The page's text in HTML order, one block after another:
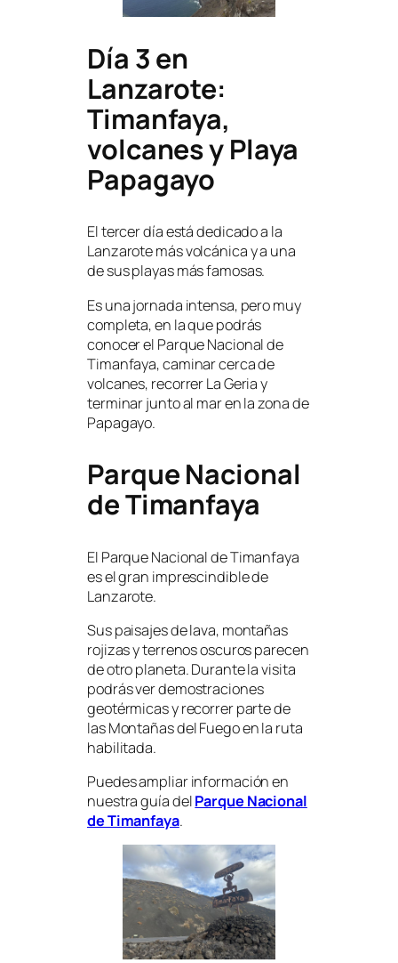
Día 3 en
Lanzarote:
Timanfaya,
volcanes y Playa
Papagayo
El tercer día está dedicado a la
Lanzarote más volcánica y a una
de sus playas más famosas.
Es una jornada intensa, pero muy
completa, en la que podrás
conocer el Parque Nacional de
Timanfaya, caminar cerca de
volcanes, recorrer La Geria y
terminar junto al mar en la zona de
Papagayo.
Parque Nacional
de Timanfaya
El Parque Nacional de Timanfaya
es el gran imprescindible de
Lanzarote.
Sus paisajes de lava, montañas
rojizas y terrenos oscuros parecen
de otro planeta. Durante la visita
podrás ver demostraciones
geotérmicas y recorrer parte de
las Montañas del Fuego en la ruta
habilitada.
Puedes ampliar información en
nuestra guía delParque Nacional
de Timanfaya.